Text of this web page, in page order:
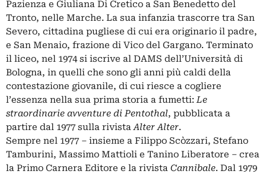
Pazienza e Giuliana Di Cretico a San Benedetto del
Tronto, nelle Marche. La sua infanzia trascorre tra San
Severo, cittadina pugliese di cui era originario il padre,
e San Menaio, frazione di Vico del Gargano. Terminato
il liceo, nel 1974 si iscrive al DAMS dell’Università di
Bologna, in quelli che sono gli anni più caldi della
contestazione giovanile, di cui riesce a cogliere
l’essenza nella sua prima storia a fumetti:Le
straordinarie avventure di Pentothal, pubblicata a
partire dal 1977 sulla rivistaAlter Alter.
Sempre nel 1977 – insieme a Filippo Scòzzari, Stefano
Tamburini, Massimo Mattioli e Tanino Liberatore – crea
la Primo Carnera Editore e la rivista Cannibale. Dal 1979